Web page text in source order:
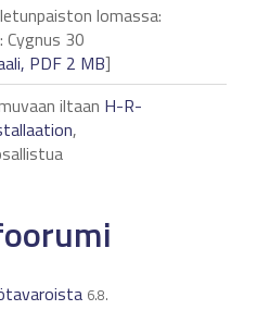
lomassa:
Cygnus 30
PDF 2 MB]
iltaan H-R-
,
6.8.